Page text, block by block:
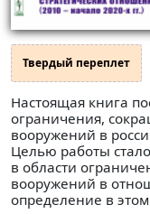
Твердый переплет
Настоящая книга
ограничения,
вооружений в
Целью работы
в области
вооружений в
определение в